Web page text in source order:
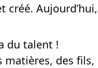
créé.
du talent !
matières, des